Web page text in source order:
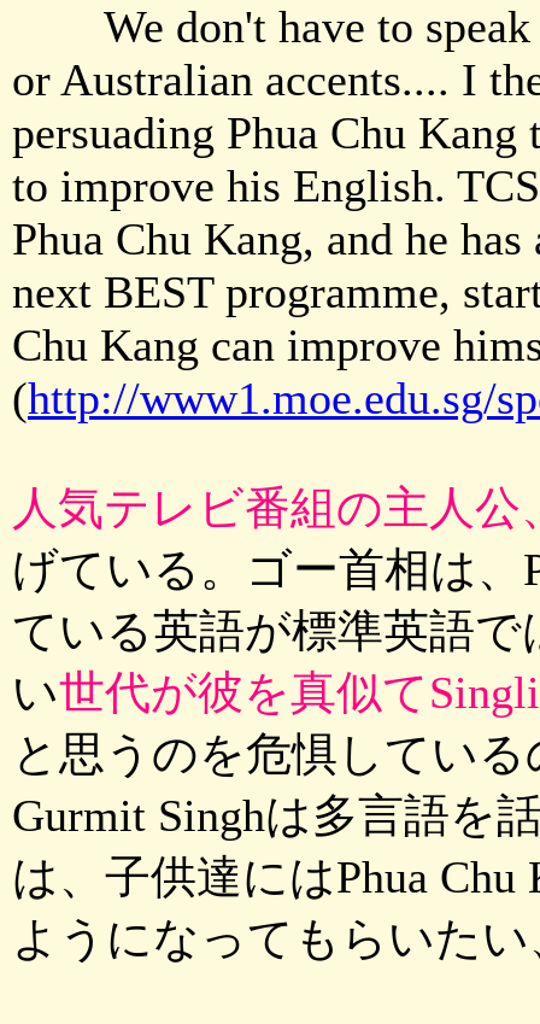
We don't have to speak
or Australian accents.... I
persuading Phua Chu
to improve his English.
Phua Chu Kang, and he
next BEST programme,
Chu Kang can improve
(http://www1.moe.edu.sg/
人気テレビ番組の主人公
げている。ゴー首相は、
ている英語が標準英語
い世代が彼を真似て
と思うのを危惧してい
Gurmit Singhは多言語を
は、子供達にはPhua
ようになってもらいた